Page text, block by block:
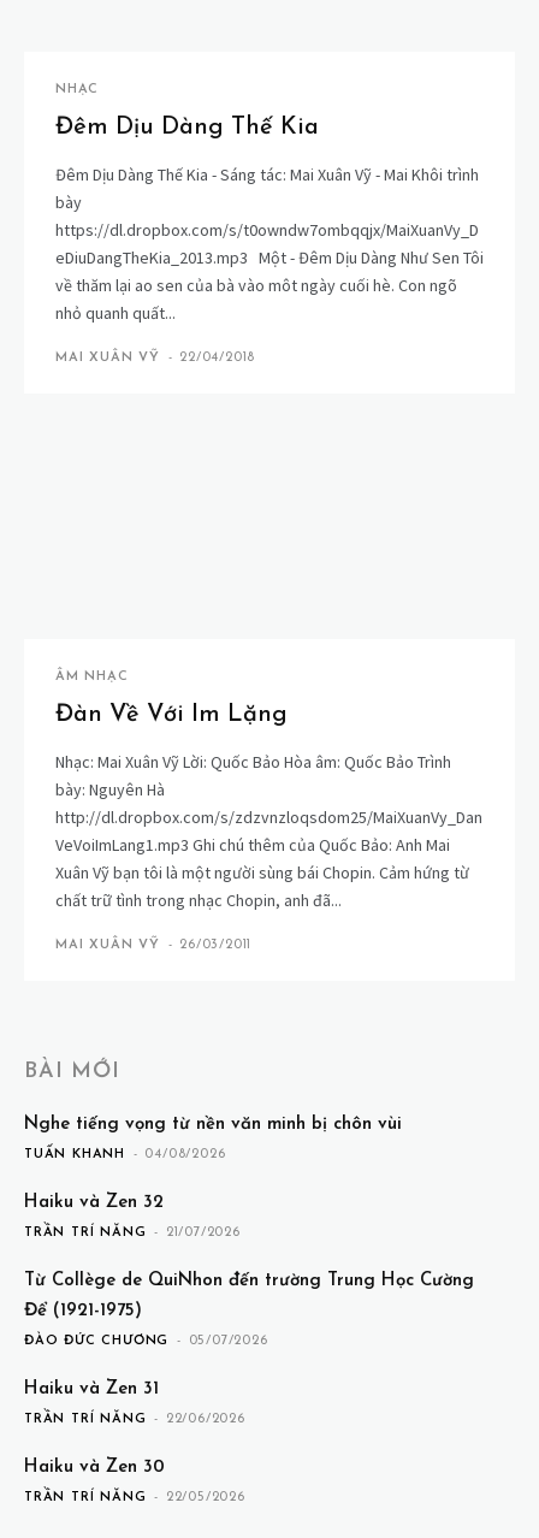
NHẠC
Đêm Dịu Dàng Thế Kia
Đêm Dịu Dàng Thế Kia - Sáng tác: Mai Xuân Vỹ - Mai Khôi trình
bày
https://dl.dropbox.com/s/t0owndw7ombqqjx/MaiXuanVy_D
eDiuDangTheKia_2013.mp3 Một - Đêm Dịu Dàng Như Sen Tôi
về thăm lại ao sen của bà vào môt ngày cuối hè. Con ngõ
nhỏ quanh quất...
MAI XUÂN VỸ - 22/04/2018
ÂM NHẠC
Đàn Về Với Im Lặng
Nhạc: Mai Xuân Vỹ Lời: Quốc Bảo Hòa âm: Quốc Bảo Trình
bày: Nguyên Hà
http://dl.dropbox.com/s/zdzvnzloqsdom25/MaiXuanVy_Dan
VeVoiImLang1.mp3 Ghi chú thêm của Quốc Bảo: Anh Mai
Xuân Vỹ bạn tôi là một người sùng bái Chopin. Cảm hứng từ
chất trữ tình trong nhạc Chopin, anh đã...
MAI XUÂN VỸ - 26/03/2011
BÀI MỚI
Nghe tiếng vọng từ nền văn minh bị chôn vùi
TUẤN KHANH - 04/08/2026
Haiku và Zen 32
TRẦN TRÍ NĂNG - 21/07/2026
Từ Collège de QuiNhon đến trường Trung Học Cường
Để (1921-1975)
ĐÀO ĐỨC CHƯƠNG - 05/07/2026
Haiku và Zen 31
TRẦN TRÍ NĂNG - 22/06/2026
Haiku và Zen 30
TRẦN TRÍ NĂNG - 22/05/2026